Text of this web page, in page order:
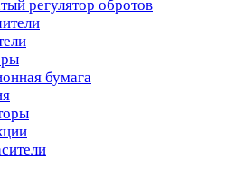
регулятор обротов
бумага